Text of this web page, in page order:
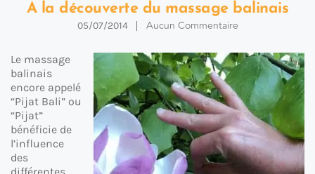
A la découverte du massage balinais
05/07/2014 Aucun Commentaire
Le massage
balinais
encore appelé
“Pijat Bali” ou
“Pijat”
bénéficie de
l’influence
des